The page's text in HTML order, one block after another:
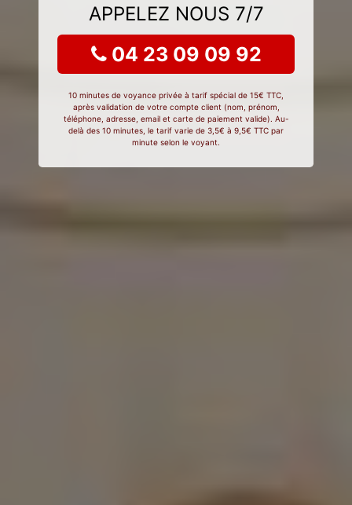
APPELEZ NOUS 7/7
04 23 09 09 92
10 minutes de voyance privée à tarif spécial de 15€ TTC,
après validation de votre compte client (nom, prénom,
téléphone, adresse, email et carte de paiement valide). Au-
delà des 10 minutes, le tarif varie de 3,5€ à 9,5€ TTC par
minute selon le voyant.